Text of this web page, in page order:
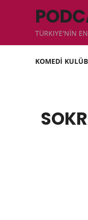
TÜRKIYE'NİN
KOMEDİ